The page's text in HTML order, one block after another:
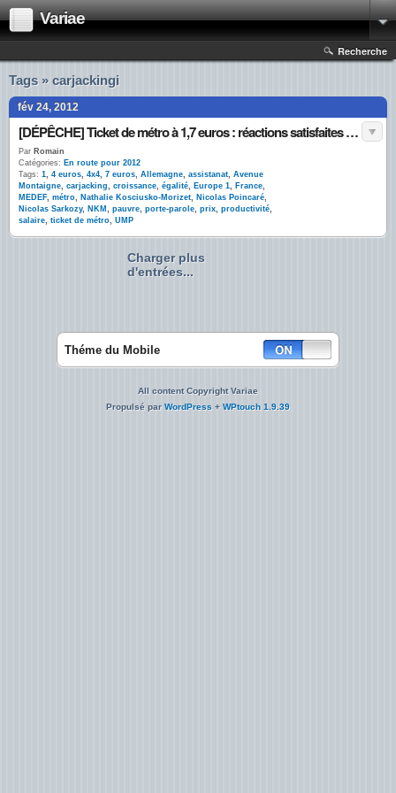
Variae
Recherche
Tags » carjackingi
fév 24, 2012
[DÉPÊCHE] Ticket de métro à 1,7 euros : réactions satisfaites après la découverte de @NK_M
Par Romain
Catégories: En route pour 2012
Tags: 1, 4 euros, 4x4, 7 euros, Allemagne, assistanat, Avenue
Montaigne, carjacking, croissance, égalité, Europe 1, France,
MEDEF, métro, Nathalie Kosciusko-Morizet, Nicolas Poincaré,
Nicolas Sarkozy, NKM , pauvre, porte-parole, prix, productivité,
salaire, ticket de métro, UMP
Charger plus
d'entrées...
Théme du Mobile
All content Copyright Variae
Propulsé parWordPress + WPtouch 1.9.39